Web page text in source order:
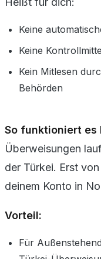
Keine
Keine
Kein Mitlesen
Behörden
So funktioniert es
Überweisungen
der Türkei. Erst
deinem Konto in
Vorteil:
Für